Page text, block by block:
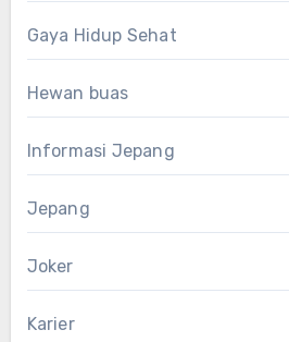
Gaya Hidup Sehat
Hewan buas
Informasi Jepang
Jepang
Joker
Karier